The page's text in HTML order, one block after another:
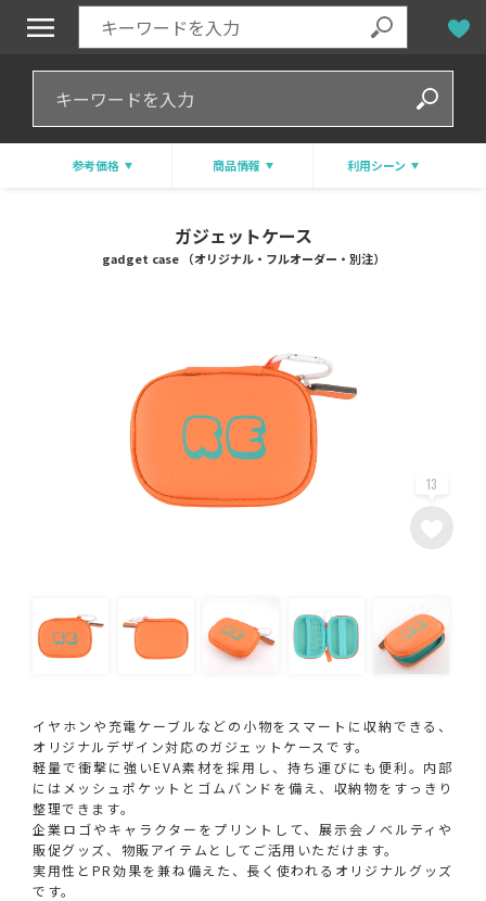
参考価格 商品情報 利用シーン
ガジェットケース
gadget case （オリジナル・フルオーダー・別注）
13
イヤホンや充電ケーブルなどの小物をスマートに収納できる、
オリジナルデザイン対応のガジェットケースです。
軽量で衝撃に強いEVA素材を採用し、持ち運びにも便利。内部
にはメッシュポケットとゴムバンドを備え、収納物をすっきり
整理できます。
企業ロゴやキャラクターをプリントして、展示会ノベルティや
販促グッズ、物販アイテムとしてご活用いただけます。
実用性とPR効果を兼ね備えた、長く使われるオリジナルグッズ
です。